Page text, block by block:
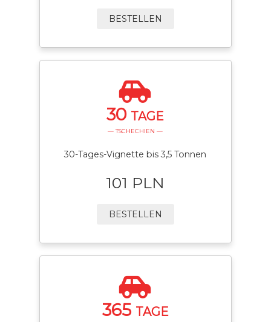
BESTELLEN
30 TAGE
— TSCHECHIEN —
30-Tages-Vignette bis 3,5 Tonnen
101 PLN
BESTELLEN
365 TAGE